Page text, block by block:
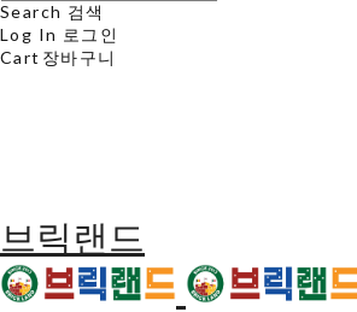
Search 검색
Log In 로그인
Cart 장바구니
브릭랜드